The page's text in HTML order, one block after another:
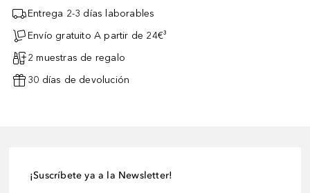
Entrega 2-3 días laborables
Envío gratuito A partir de 24€³
2 muestras de regalo
30 días de devolución
¡Suscríbete ya a la Newsletter!